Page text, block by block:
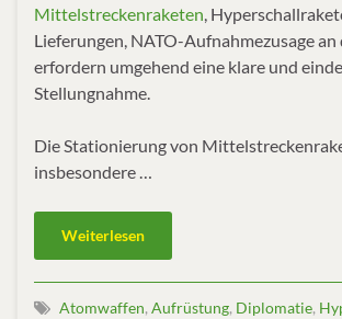
Mittelstreckenraketen,
Lieferungen, NATO-Aufnahmezusage an
erfordern umgehend eine klare und
Stellungnahme.
Die Stationierung von
insbesondere …
Weiterlesen
Atomwaffen, Aufrüstung, Diplomatie,